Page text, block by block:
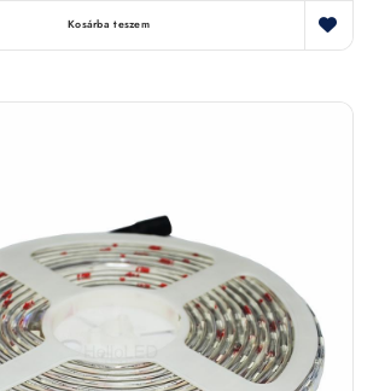
Kosárba teszem